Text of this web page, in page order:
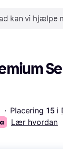
· Placering 15 i
Lær hvordan